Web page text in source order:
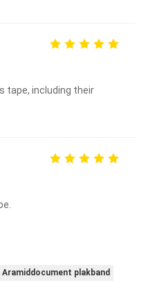
tape, including their
Aramiddocument plakband